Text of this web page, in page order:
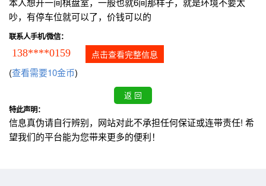
吵，有停车位就可以了，价钱可以的
联系人手机/微信：
138****0159 点击查看完整信息
(查看需要10金币)
特此声明：
信息真伪请自行辨别，网站对此不承担任何保证或连带责任! 希
望我们的平台能为您带来更多的便利！